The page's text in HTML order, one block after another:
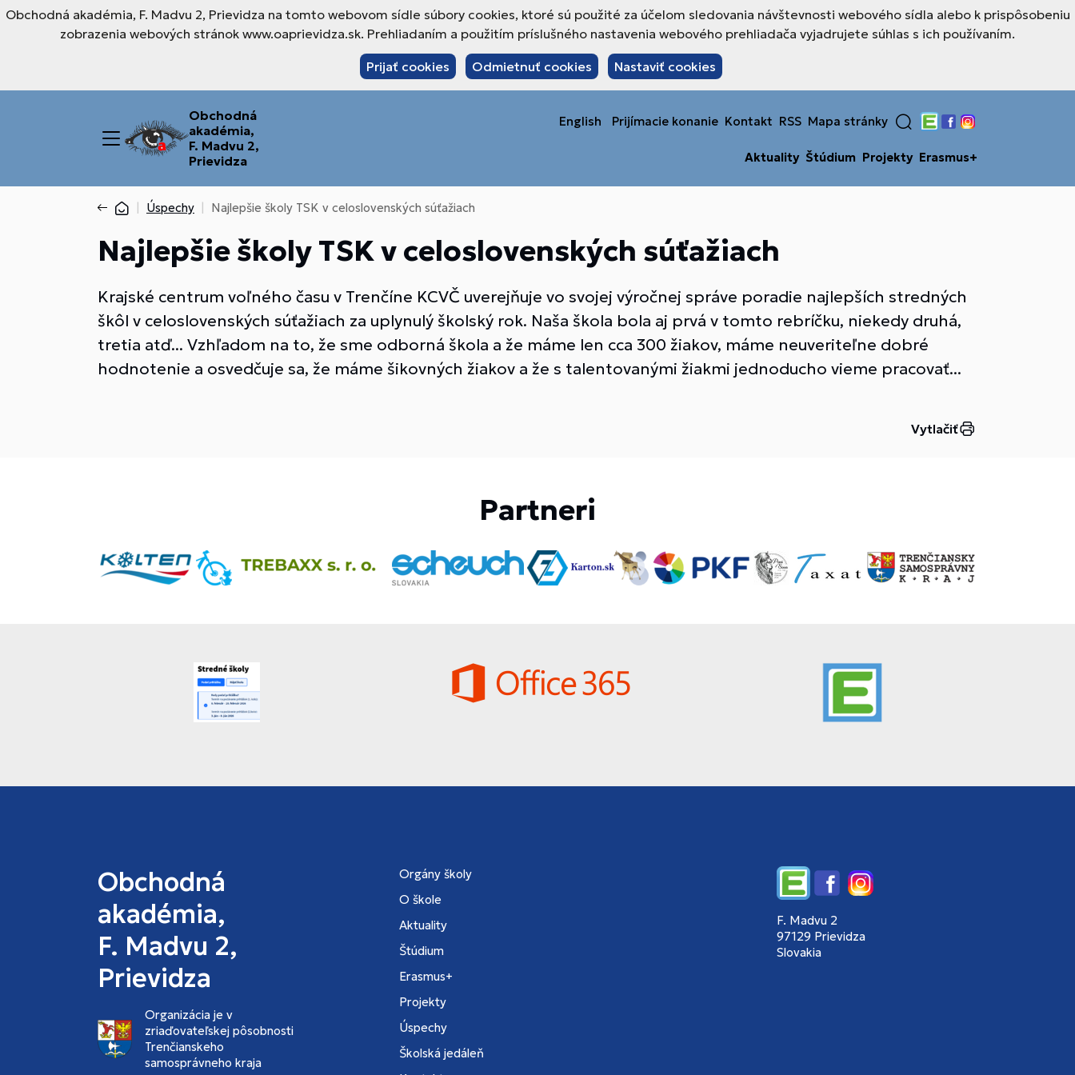
Obchodná akadémia, F. Madvu 2, Prievidza na tomto webovom sídle súbory cookies, ktoré sú použité za účelom sledovania návštevnosti webového sídla alebo k prispôsobeniu
zobrazenia webových stránok www.oaprievidza.sk. Prehliadaním a použitím príslušného nastavenia webového prehliadača vyjadrujete súhlas s ich používaním.
Prijať cookies Odmietnuť cookies Nastaviť cookies
Obchodná
akadémia,
F. Madvu 2,
Prievidza
English Prijímacie konanie Kontakt RSS Mapa stránky
Edupage
Facebook
Instagram
Aktuality Štúdium Projekty Erasmus+
Úspechy Najlepšie školy TSK v celoslovenských súťažiach
Najlepšie školy TSK v celoslovenských súťažiach
Krajské centrum voľného času v Trenčíne KCVČ uverejňuje vo svojej výročnej správe poradie najlepších stredných
škôl v celoslovenských súťažiach za uplynulý školský rok. Naša škola bola aj prvá v tomto rebríčku, niekedy druhá,
tretia atď... Vzhľadom na to, že sme odborná škola a že máme len cca 300 žiakov, máme neuveriteľne dobré
hodnotenie a osvedčuje sa, že máme šikovných žiakov a že s talentovanými žiakmi jednoducho vieme pracovať...
Vytlačiť
Partneri
Obchodná
akadémia,
F. Madvu 2,
Prievidza
Organizácia je v
zriaďovateľskej pôsobnosti
Trenčianskeho
samosprávneho kraja
Orgány školy
O škole
Aktuality
Štúdium
Erasmus+
Projekty
Úspechy
Školská jedáleň
EdupageFacebookInstagram
F. Madvu 2
97129 Prievidza
Slovakia